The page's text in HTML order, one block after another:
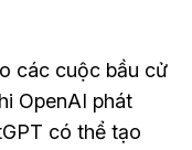
các cuộc bầu cử
OpenAI phát
có thể tạo